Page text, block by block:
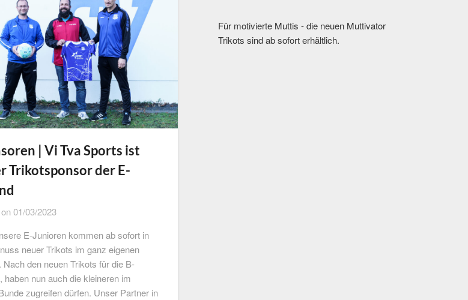
| Vi Tva Sports ist
Trikotsponsor der E-
01/03/2023
E-Junioren kommen ab sofort in
neuer Trikots im ganz eigenen
Nach den neuen Trikots für die B-
haben nun auch die kleineren im
zugreifen dürfen. Unser Partner in
Für motivierte Muttis - die neuen Muttivator
Trikots sind ab sofort erhältlich.